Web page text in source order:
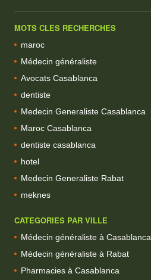
MOTS CLES RECHERCHES
maroc
Médecin généraliste
Avocats Casablanca
dentiste
Medecin Generaliste Casablanca
Maroc Casablanca
dentiste casablanca
hotel
Medecin Generaliste Rabat
meknes
CATEGORIES PAR VILLE
Médecin généraliste à Casablanca
Médecin généraliste à Rabat
Pharmacies à Casablanca